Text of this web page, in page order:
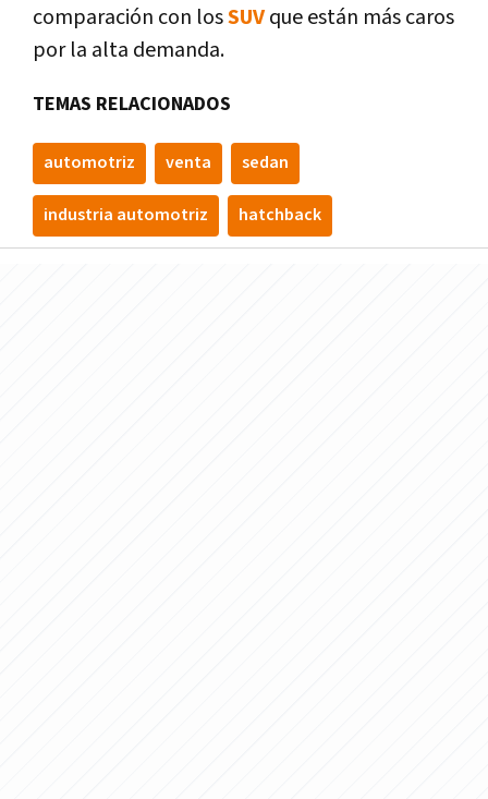
comparación con losSUVque están más caros
por la alta demanda.
TEMAS RELACIONADOS
automotriz venta sedan
industria automotriz hatchback